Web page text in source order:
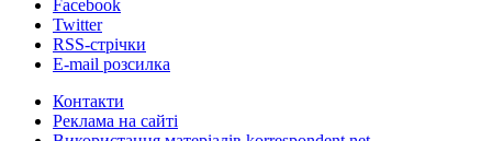
Facebook
Twitter
RSS-стрічки
E-mail розсилка
Контакти
Реклама на сайті